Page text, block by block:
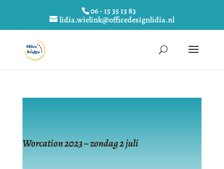
06 - 15 35 13 83
lidia.wielink@officedesignlidia.nl
Worcation 2023 – zondag 2 juli